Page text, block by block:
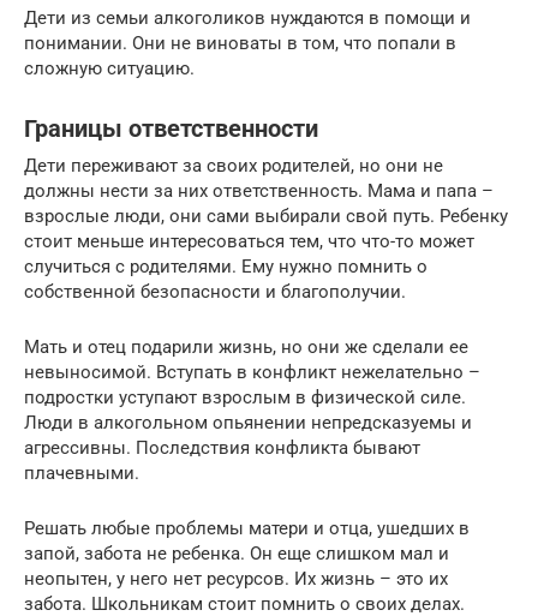
Дети из семьи алкоголиков нуждаются в помощи и
понимании. Они не виноваты в том, что попали в
сложную ситуацию.
Границы ответственности
Дети переживают за своих родителей, но они не
должны нести за них ответственность. Мама и папа –
взрослые люди, они сами выбирали свой путь. Ребенку
стоит меньше интересоваться тем, что что-то может
случиться с родителями. Ему нужно помнить о
собственной безопасности и благополучии.
Мать и отец подарили жизнь, но они же сделали ее
невыносимой. Вступать в конфликт нежелательно –
подростки уступают взрослым в физической силе.
Люди в алкогольном опьянении непредсказуемы и
агрессивны. Последствия конфликта бывают
плачевными.
Решать любые проблемы матери и отца, ушедших в
запой, забота не ребенка. Он еще слишком мал и
неопытен, у него нет ресурсов. Их жизнь – это их
забота. Школьникам стоит помнить о своих делах.